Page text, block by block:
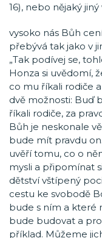
16), nebo nějaký
vysoko nás Bůh
přebývá tak jako v
„Tak podívej se,
Honza si uvědomí,
co mu říkali rodiče
dvě možnosti: Buď
říkali rodiče, za
Bůh je neskonale
bude mít pravdu
uvěří tomu, co o
mysli a připomínat
dětství vštípený
cestu ke svobodě
bude s ním a které
bude budovat a
příklad. Můžeme